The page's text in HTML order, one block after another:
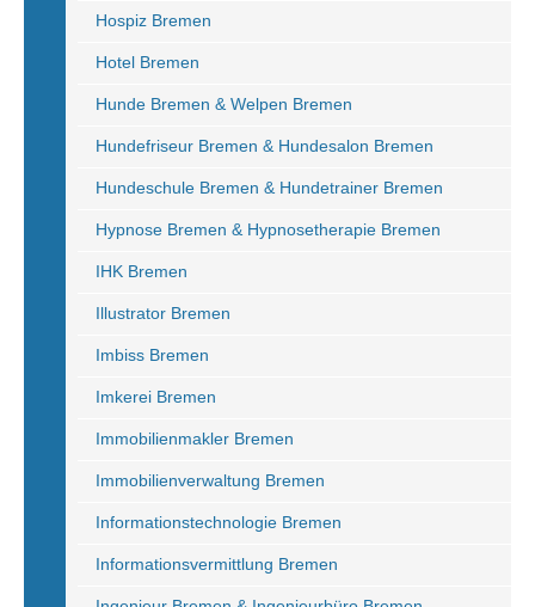
Hospiz Bremen
Hotel Bremen
Hunde Bremen & Welpen Bremen
Hundefriseur Bremen & Hundesalon Bremen
Hundeschule Bremen & Hundetrainer Bremen
Hypnose Bremen & Hypnosetherapie Bremen
IHK Bremen
Illustrator Bremen
Imbiss Bremen
Imkerei Bremen
Immobilienmakler Bremen
Immobilienverwaltung Bremen
Informationstechnologie Bremen
Informationsvermittlung Bremen